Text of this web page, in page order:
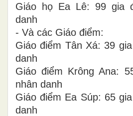
Giáo họ Ea Lê: 99 gia
danh
- Và các Giáo điểm:
Giáo điểm Tân Xá: 39
danh
Giáo điểm Krông Ana:
nhân danh
Giáo điểm Ea Súp: 65
danh